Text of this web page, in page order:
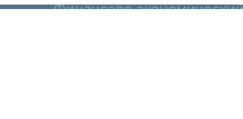
Финансово-